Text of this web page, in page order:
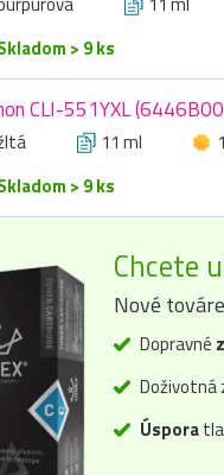
> 9 ks
CLI-551YXL
11 ml
> 9 ks
Chcete
Nové
Dopravné
Doživotná
Úspora